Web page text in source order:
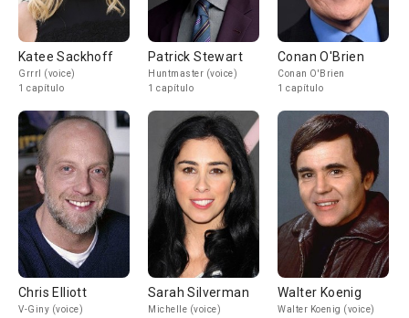
Katee Sackhoff
Grrrl (voice)
1 capítulo
Patrick Stewart
Huntmaster (voice)
1 capítulo
Conan O'Brien
Conan O'Brien
1 capítulo
Chris Elliott
V-Giny (voice)
Sarah Silverman
Michelle (voice)
Walter Koenig
Walter Koenig (voice)